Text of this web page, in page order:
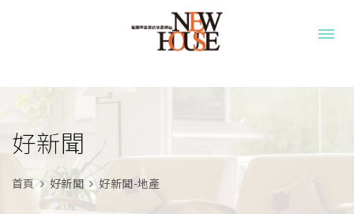
好新聞
首頁 好新聞 好新聞-地產